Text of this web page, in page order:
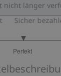
nicht länger
Sicher
Perfekt